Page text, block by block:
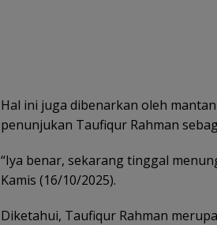
Hal ini juga dibenarkan oleh mantan
penunjukan Taufiqur Rahman
“Iya benar, sekarang tinggal
Kamis (16/10/2025).
Diketahui, Taufiqur Rahman